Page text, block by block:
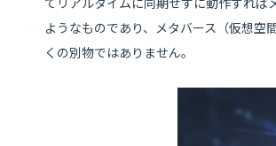
ようなものであり、メタバース（仮想
くの別物ではありません。